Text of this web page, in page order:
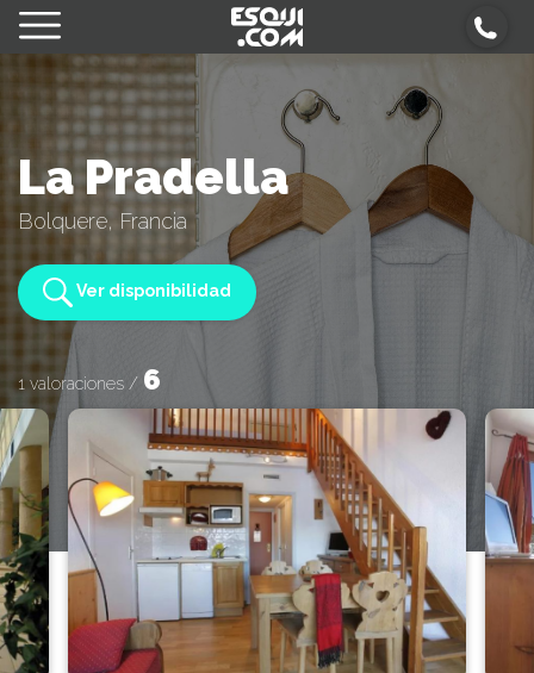
La Pradella
Bolquere, Francia
Ver disponibilidad
1 valoraciones / 6